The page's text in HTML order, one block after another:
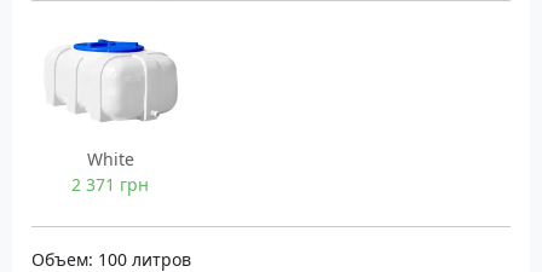
White
2 371 грн
Объем: 100 литров